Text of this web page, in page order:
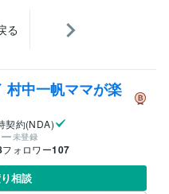
る
村中一帆ママが楽
契約(NDA)
未登録
フォロワー107
相談